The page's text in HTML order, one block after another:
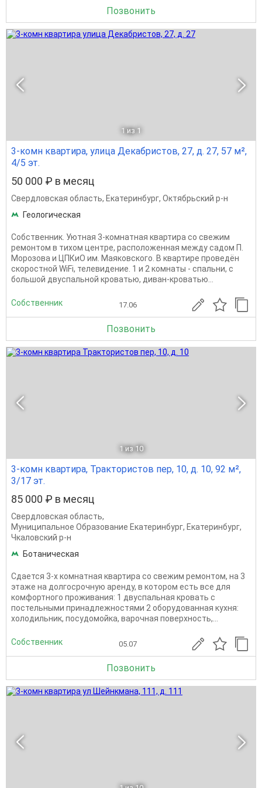
Позвонить
1 из 1
3-комн квартира, улица Декабристов, 27, д. 27, 57 м²,
4/5 эт.
50 000 ₽ в месяц
Свердловская область, Екатеринбург, Октябрьский р-н
Геологическая
Собственник. Уютная 3-комнатная квартира со свежим
ремонтом в тихом центре, расположенная между садом П.
Морозова и ЦПКиО им. Маяковского. В квартире проведён
скоростной WiFi, телевидение. 1 и 2 комнаты - спальни, с
большой двуспальной кроватью, диван-кроватью...
Собственник 17.06
Позвонить
1 из 10
3-комн квартира, Трактористов пер, 10, д. 10, 92 м²,
3/17 эт.
85 000 ₽ в месяц
Свердловская область,
Муниципальное Образование Екатеринбург, Екатеринбург,
Чкаловский р-н
Ботаническая
Сдается 3-х комнатная квартира со свежим ремонтом, на 3
этаже на долгосрочную аренду, в котором есть все для
комфортного проживания: 1 двуспальная кровать с
постельными принадлежностями 2 оборудованная кухня:
холодильник, посудомойка, варочная поверхность,...
Собственник 05.07
Позвонить